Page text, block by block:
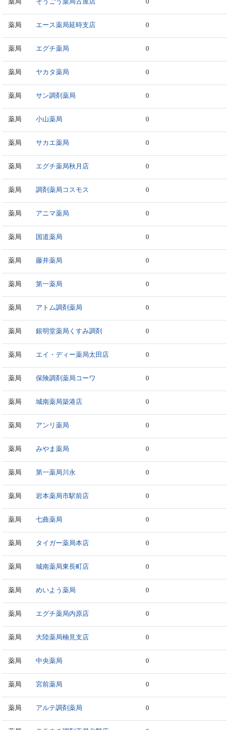
薬局 エース薬局延時支店 0
薬局 エグチ薬局 0
薬局 ヤカタ薬局 0
薬局 サン調剤薬局 0
薬局 小山薬局 0
薬局 サカエ薬局 0
薬局 エグチ薬局秋月店 0
薬局 調剤薬局コスモス 0
薬局 アニマ薬局 0
薬局 国道薬局 0
薬局 藤井薬局 0
薬局 第一薬局 0
薬局 アトム調剤薬局 0
薬局 銀明堂薬局くすみ調剤 0
薬局 エイ・ディー薬局太田店 0
薬局 保険調剤薬局コーワ 0
薬局 城南薬局築港店 0
薬局 アンリ薬局 0
薬局 みやま薬局 0
薬局 第一薬局川永 0
薬局 岩本薬局市駅前店 0
薬局 七曲薬局 0
薬局 タイガー薬局本店 0
薬局 城南薬局東長町店 0
薬局 めいよう薬局 0
薬局 エグチ薬局内原店 0
薬局 大陸薬局楠見支店 0
薬局 中央薬局 0
薬局 宮前薬局 0
薬局 アルテ調剤薬局 0